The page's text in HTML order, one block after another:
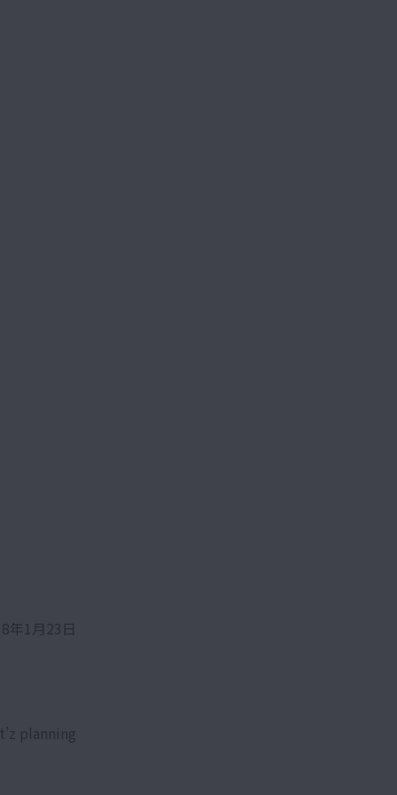
年1月23日
planning